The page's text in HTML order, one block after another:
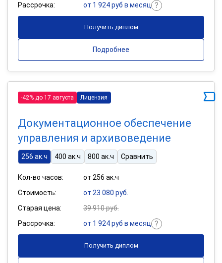
Рассрочка:
от 1 924 руб в месяц
Получить диплом
Подробнее
-42% до 17 августа Лицензия
Документационное обеспечение
управления и архивоведение
256 ак.ч 400 ак.ч 800 ак.ч Сравнить
Кол-во часов:
от 256 ак.ч
Стоимость:
от 23 080 руб.
Старая цена:
39 910 руб.
Рассрочка:
от 1 924 руб в месяц
Получить диплом